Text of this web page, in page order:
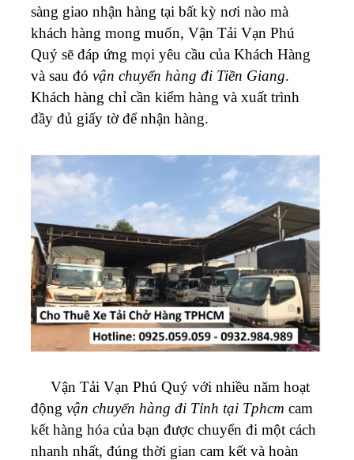
sàng giao nhận hàng tại bất kỳ nơi nào mà
khách hàng mong muốn, Vận Tải Vạn Phú
Quý sẽ đáp ứng mọi yêu cầu của Khách Hàng
và sau đó vận chuyển hàng đi Tiền Giang.
Khách hàng chỉ cần kiểm hàng và xuất trình
đầy đủ giấy tờ để nhận hàng.
Vận Tải Vạn Phú Quý với nhiều năm hoạt
động vận chuyển hàng đi Tỉnh tại Tphcm cam
kết hàng hóa của bạn được chuyển đi một cách
nhanh nhất, đúng thời gian cam kết và hoàn